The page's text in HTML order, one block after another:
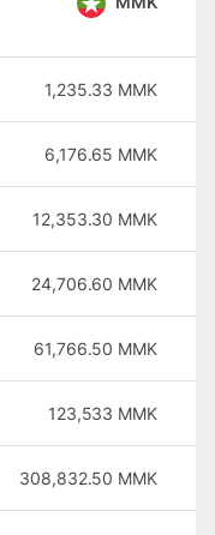
1,235.33 MMK
6,176.65 MMK
12,353.30 MMK
24,706.60 MMK
61,766.50 MMK
123,533 MMK
308,832.50 MMK